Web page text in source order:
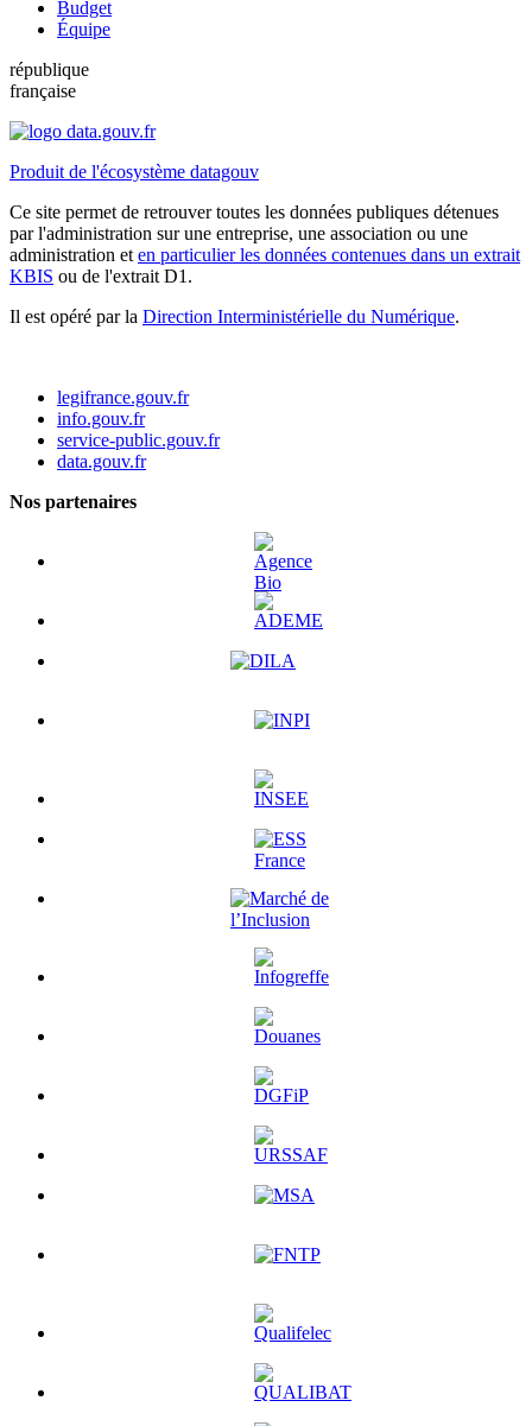
Budget
Équipe
république
française
Produit de l'écosystème datagouv
Ce site permet de retrouver toutes les données publiques détenues
par l'administration sur une entreprise, une association ou une
administration et en particulier les données contenues dans un extrait
KBIS ou de l'extrait D1.
Il est opéré par la Direction Interministérielle du Numérique.
legifrance.gouv.fr
info.gouv.fr
service-public.gouv.fr
data.gouv.fr
Nos partenaires